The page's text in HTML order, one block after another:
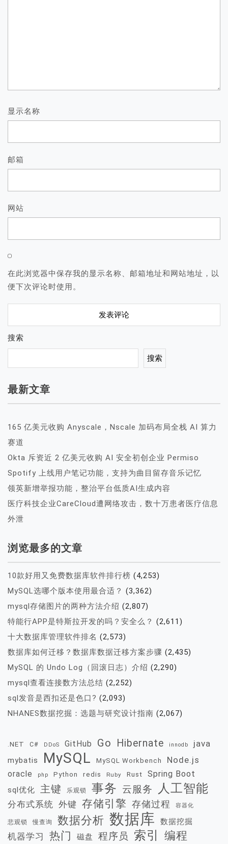
显示名称
邮箱
网站
在此浏览器中保存我的显示名称、邮箱地址和网站地址，以
便下次评论时使用。
搜索
搜索
最新文章
165 亿美元收购 Anyscale，Nscale 加码布局全栈 AI 算力
赛道
Okta 斥资近 2 亿美元收购 AI 安全初创企业 Permiso
Spotify 上线用户笔记功能，支持为曲目留存音乐记忆
领英新增举报功能，整治平台低质AI生成内容
医疗科技企业CareCloud遭网络攻击，数十万患者医疗信息
外泄
浏览最多的文章
10款好用又免费数据库软件排行榜 (4,253)
MySQL选哪个版本使用最合适？ (3,362)
mysql存储图片的两种方法介绍 (2,807)
特能行APP是特斯拉开发的吗？安全么？ (2,611)
十大数据库管理软件排名 (2,573)
数据库如何迁移？数据库数据迁移方案步骤 (2,435)
MySQL 的 Undo Log（回滚日志）介绍 (2,290)
mysql查看连接数方法总结 (2,252)
sql发音是西扣还是色口? (2,093)
NHANES数据挖掘：选题与研究设计指南 (2,067)
.NET C# DDoS GitHub Go Hibernate innodb java
mybatis MySQL MySQL Workbench Node.js
oracle php Python redis Ruby Rust Spring Boot
sql优化 主键 乐观锁 事务 云服务 人工智能
分布式系统 外键 存储引擎 存储过程 容器化
悲观锁 慢查询 数据分析 数据库 数据挖掘
机器学习 热门 磁盘 程序员 索引
编程